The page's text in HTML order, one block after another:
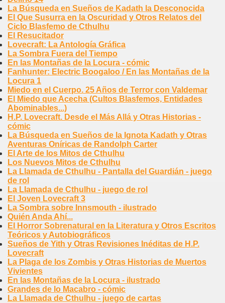
La Búsqueda en Sueños de Kadath la Desconocida
El Que Susurra en la Oscuridad y Otros Relatos del
Ciclo Blasfemo de Cthulhu
El Resucitador
Lovecraft: La Antología Gráfica
La Sombra Fuera del Tiempo
En las Montañas de la Locura - cómic
Fanhunter: Electric Boogaloo / En las Montañas de la
Locura 1
Miedo en el Cuerpo. 25 Años de Terror con Valdemar
El Miedo que Acecha (Cultos Blasfemos, Entidades
Abominables...)
H.P. Lovecraft. Desde el Más Allá y Otras Historias -
cómic
La Búsqueda en Sueños de la Ignota Kadath y Otras
Aventuras Oníricas de Randolph Carter
El Arte de los Mitos de Cthulhu
Los Nuevos Mitos de Cthulhu
La Llamada de Cthulhu - Pantalla del Guardián - juego
de rol
La Llamada de Cthulhu - juego de rol
El Joven Lovecraft 3
La Sombra sobre Innsmouth - ilustrado
Quién Anda Ahí...
El Horror Sobrenatural en la Literatura y Otros Escritos
Teóricos y Autobiográficos
Sueños de Yith y Otras Revisiones Inéditas de H.P.
Lovecraft
La Plaga de los Zombis y Otras Historias de Muertos
Vivientes
En las Montañas de la Locura - ilustrado
Grandes de lo Macabro - cómic
La Llamada de Cthulhu - juego de cartas